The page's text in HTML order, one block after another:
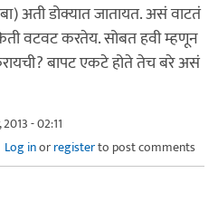
अती डोक्यात जातायत. असं वाटतं
वटवट करतेय. सोबत हवी म्हणून
बापट एकटे होते तेच बरे असं
- 02:11
Log inorregisterto post comments